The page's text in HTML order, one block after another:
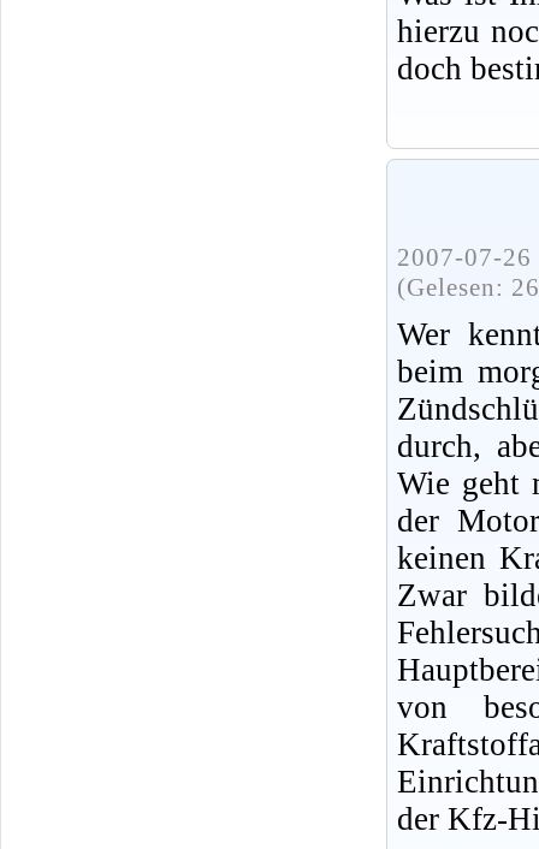
hierzu
doch
2007-07-
(Gelesen:
Wer
beim
durch,
Wie geht
der
keinen
Zwar
von
der Kfz-